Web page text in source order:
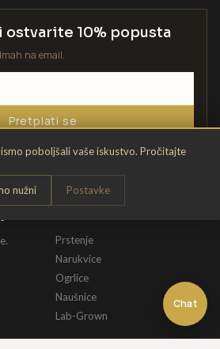
Chat
poboljšali vaše iskustvo. Pročitajte
nužni Postavke
10% popusta
na email.
Pretplati se
Prstenje
Narukvice
Ogrlice
Naušnice
Lab-Grown